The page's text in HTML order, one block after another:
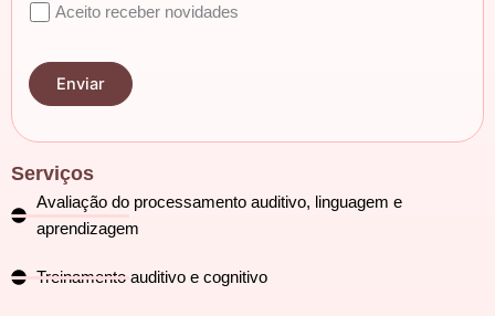
Aceito receber novidades
Serviços
Avaliação do processamento auditivo, linguagem e
aprendizagem
Treinamento auditivo e cognitivo